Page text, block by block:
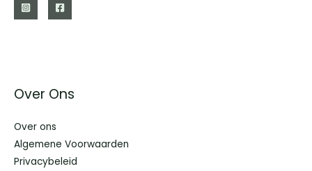
Over Ons
Over ons
Algemene Voorwaarden
Privacybeleid